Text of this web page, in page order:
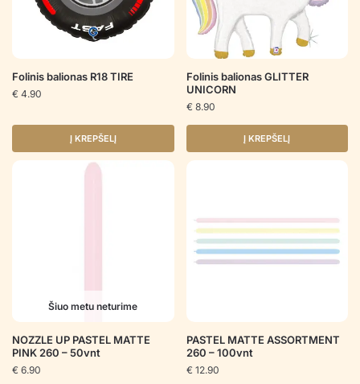
Folinis balionas R18 TIRE
€ 4.90
Į KREPŠELĮ
Folinis balionas GLITTER
UNICORN
€ 8.90
Į KREPŠELĮ
Šiuo metu neturime
NOZZLE UP PASTEL MATTE
PINK 260 – 50vnt
€ 6.90
PASTEL MATTE ASSORTMENT
260 – 100vnt
€ 12.90